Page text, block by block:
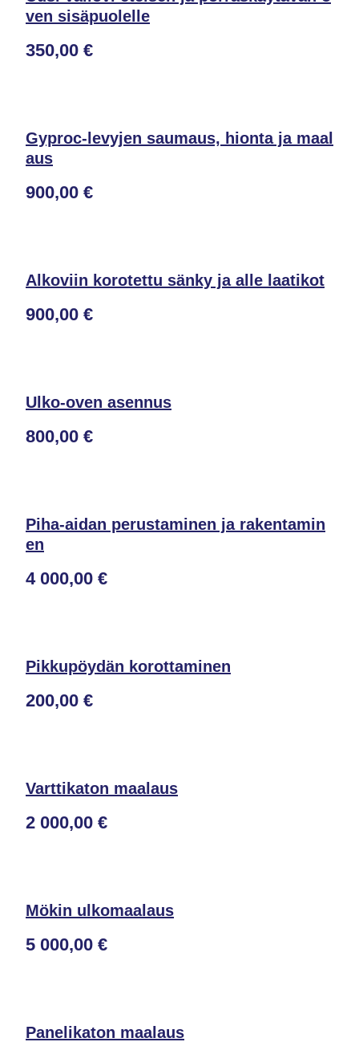
ven sisäpuolelle
350,00 €
Gyproc-levyjen saumaus, hionta ja maal
aus
900,00 €
Alkoviin korotettu sänky ja alle laatikot
900,00 €
Ulko-oven asennus
800,00 €
Piha-aidan perustaminen ja rakentamin
en
4 000,00 €
Pikkupöydän korottaminen
200,00 €
Varttikaton maalaus
2 000,00 €
Mökin ulkomaalaus
5 000,00 €
Panelikaton maalaus